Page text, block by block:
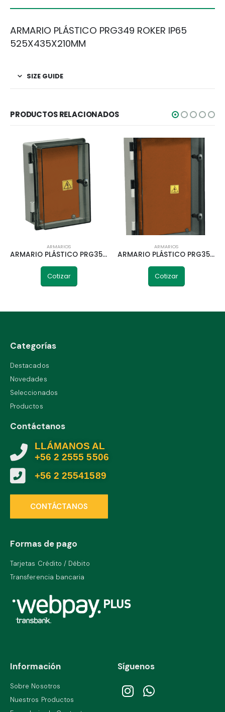
ARMARIO PLÁSTICO PRG349 ROKER IP65
525X435X210MM
SIZE GUIDE
PRODUCTOS RELACIONADOS
ARMARIOS
ARMARIO PLÁSTICO PRG359/1 PUERTA TRANSP. ROKER 277X200X172MM
Cotizar
ARMARIOS
ARMARIO PLÁSTICO PRG350/1 PUERTA TRANSP ROKER IP65 465X325X180MM
Cotizar
Categorías
Destacados
Novedades
Seleccionados
Productos
Contáctanos
LLÁMANOS AL
+56 2 2555 5506
+56 2 25541589
CONTÁCTANOS
Formas de pago
Tarjetas Crédito / Débito
Transferencia bancaria
Información
Sobre Nosotros
Nuestros Productos
Síguenos